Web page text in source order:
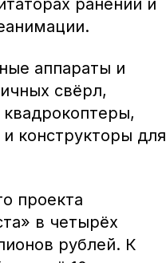
аппараты и
свёрл,
конструкторы для
проекта
в четырёх
рублей. К